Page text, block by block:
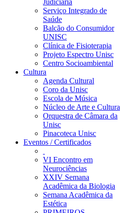
Judiciária
Serviço Integrado de
Saúde
Balcão do Consumidor
UNISC
Clínica de Fisioterapia
Projeto Espectro Unisc
Centro Socioambiental
Cultura
Agenda Cultural
Coro da Unisc
Escola de Música
Núcleo de Arte e Cultura
Orquestra de Câmara da
Unisc
Pinacoteca Unisc
Eventos / Certificados
VI Encontro em
Neurociências
XXIV Semana
Acadêmica da Biologia
Semana Acadêmica da
Estética